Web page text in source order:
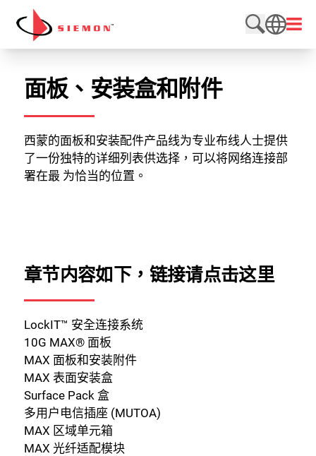
跳至内容
搜索网站
打开
SEARCH
面板、安装盒和附件
西蒙的面板和安装配件产品线为专业布线人士提供
了一份独特的详细列表供选择，可以将网络连接部
署在最 为恰当的位置。
章节内容如下， 链接请点击这里
LockIT™ 安全连接系统
10G MAX® 面板
MAX 面板和安装附件
MAX 表面安装盒
Surface Pack 盒
多用户电信插座 (MUTOA)
MAX 区域单元箱
MAX 光纤适配模块